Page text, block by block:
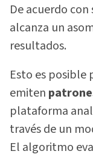
De acuerdo
alcanza un
resultados.
Esto es posible
emiten
plataforma
través de un
El algoritmo